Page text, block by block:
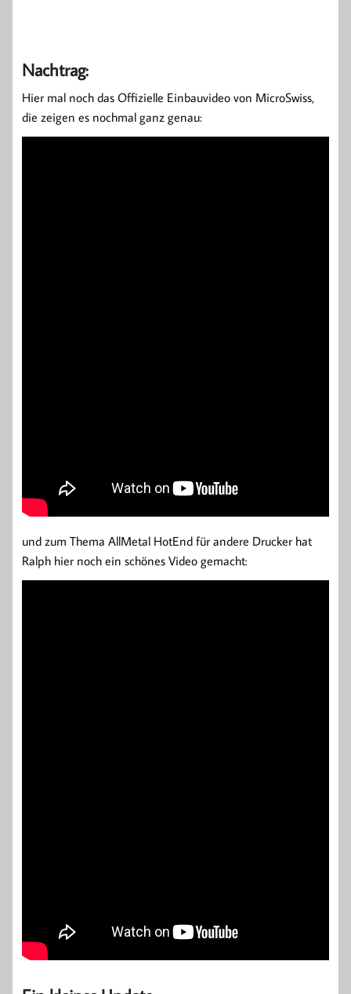
Nachtrag:
Hier mal noch das Offizielle Einbauvideo von MicroSwiss,
die zeigen es nochmal ganz genau:
und zum Thema AllMetal HotEnd für andere Drucker hat
Ralph hier noch ein schönes Video gemacht: